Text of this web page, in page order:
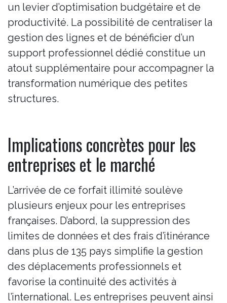
un levier d’optimisation budgétaire et de
productivité. La possibilité de centraliser la
gestion des lignes et de bénéficier d’un
support professionnel dédié constitue un
atout supplémentaire pour accompagner la
transformation numérique des petites
structures.
Implications concrètes pour les
entreprises et le marché
L’arrivée de ce forfait illimité soulève
plusieurs enjeux pour les entreprises
françaises. D’abord, la suppression des
limites de données et des frais d’itinérance
dans plus de 135 pays simplifie la gestion
des déplacements professionnels et
favorise la continuité des activités à
l’international. Les entreprises peuvent ainsi